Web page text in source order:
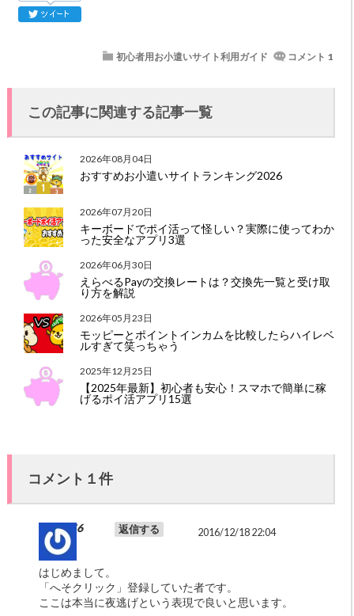
初心者用お小遣いサイト利用ガイド コメント 1
この記事に関連する記事一覧
2026年08月04日
おすすめお小遣いサイトランキング2026
2026年07月20日
キーボードでポイ活って怪しい？実際に使ってわか
った安全なアプリ3選
2026年06月30日
えらべるPayの交換レートは？交換先一覧と受け取
り方を解説
2026年05月23日
モッピーとポイントインカムを比較したらハイレベ
ルすぎて笑っちゃう
2025年12月25日
【2025年最新】初心者も安心！スマホで簡単に稼
げるポイ活アプリ15選
コメント１件
S6 返信する 2016/12/18 22:04
はじめまして。
「へそクリック」登録していた者です。
ここは本当に夜逃げという表現で良いと思います。